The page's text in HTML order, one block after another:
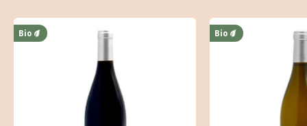
Bio Bio